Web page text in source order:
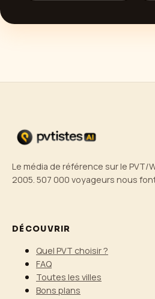
Le média de référence sur le PVT/
2005. 507 000 voyageurs nous
DÉCOUVRIR
Quel PVT choisir ?
FAQ
Toutes les villes
Bons plans